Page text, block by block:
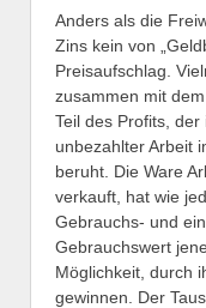
Anders als die
Zins kein von
Preisaufschlag.
zusammen mit
Teil des Profits,
unbezahlter Arbeit
beruht. Die Ware
verkauft, hat wie
Gebrauchs- und
Gebrauchswert
Möglichkeit, durch
gewinnen. Der